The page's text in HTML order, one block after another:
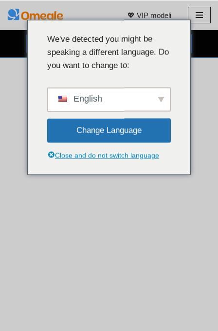
💖 VIP modeli
BESPLATNI CHAT PUTEM WEB KAMERE 👉
We've detected you might be
speaking a different language. Do
you want to change to:
English
Change Language
Close and do not switch language